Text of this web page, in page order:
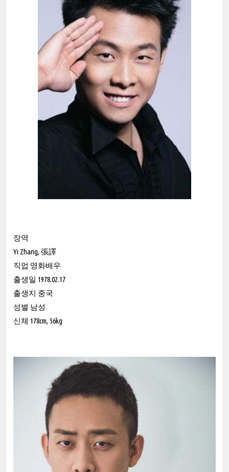
장역
Yi Zhang, 張譯
직업 영화배우
출생일 1978.02.17
출생지 중국
성별 남성
신체 178cm, 56kg